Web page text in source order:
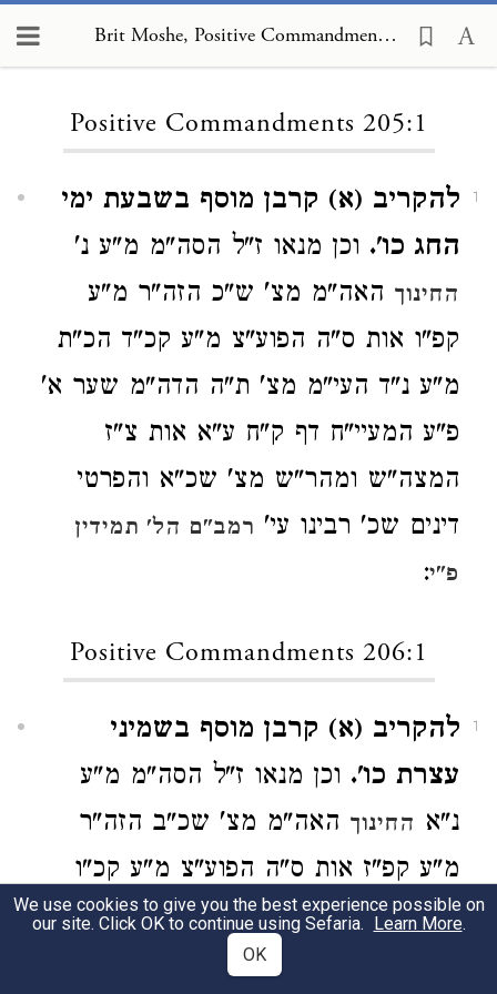
Brit Moshe, Positive Commandments 205:1
Positive Commandments 205:1
1
להקריב (א) קרבן מוסף בשבעת ימי
החג כו'. וכן מנאו ז"ל הסה"מ מ"ע נ'
החינוך האה"מ מצ' ש"כ הזה"ר מ"ע
קפ"ו אות ס"ה הפוע"צ מ"ע קכ"ד הכ"ת
מ"ע נ"ד העי"מ מצ' ת"ה הדה"מ שער א'
פ"ע המעיי"ח דף ק"ח ע"א אות צ"ז
המצה"ש ומהר"ש מצ' שכ"א והפרטי
דינים שכ' רבינו עי' רמב"ם הל' תמידין
פ"י:
Positive Commandments 206:1
1
להקריב (א) קרבן מוסף בשמיני
עצרת כו'. וכן מנאו ז"ל הסה"מ מ"ע
נ"א החינוך האה"מ מצ' שכ"ב הזה"ר
מ"ע קפ"ז אות ס"ה הפוע"צ מ"ע קכ"ו
הכ"ת מ"ע ק"ה העי"מ מצ' ת"ו הדה"מ
שער א' פע"א המעיי"ח דף ק"ט ע"א אות
We use cookies to give you the best experience possible on
our site. Click OK to continue using Sefaria. Learn More.
OK